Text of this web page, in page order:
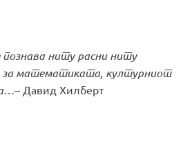
ниту расни ниту
за математиката, културниот
– Давид Хилберт